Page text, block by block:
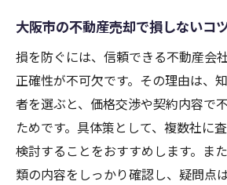
大阪市の不動産売却で損しないコ
損を防ぐには、信頼できる不動産会
正確性が不可欠です。その理由は、
者を選ぶと、価格交渉や契約内容で
ためです。具体策として、複数社に
検討することをおすすめします。ま
類の内容をしっかり確認し、疑問点